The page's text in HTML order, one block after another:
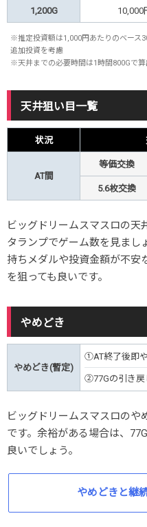
1,200G 10,000
※推定投資額は1,000円あたりのベース
追加投資を考慮
※天井までの必要時間は1時間800Gで算
天井狙い目一覧
状況
AT間
等価交換
5.6枚交換
ビッグドリームスマスロの天
タランプでゲーム数を見まし
持ちメダルや投資金額が不安
を狙っても良いです。
やめどき
やめどき(暫定)
①AT終了後即
②77Gの引き戻
ビッグドリームスマスロのや
です。余裕がある場合は、
良いでしょう。
やめどきと継